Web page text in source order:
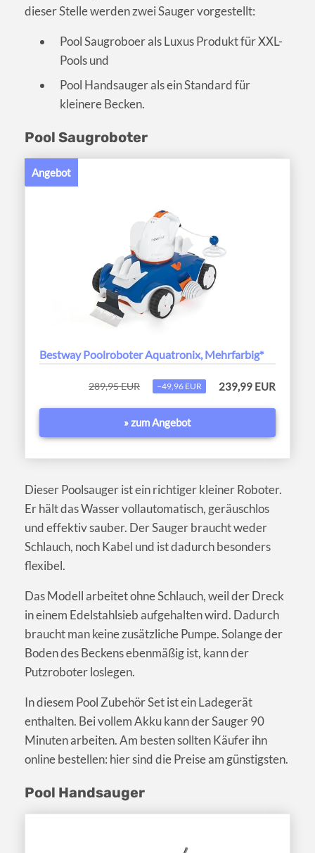
dieser Stelle werden zwei Sauger vorgestellt:
Pool Saugroboer als Luxus Produkt für XXL-
Pools und
Pool Handsauger als ein Standard für
kleinere Becken.
Pool Saugroboter
Angebot
Bestway Poolroboter Aquatronix, Mehrfarbig*
289,95 EUR −49,96 EUR 239,99 EUR
» zum Angebot
Dieser Poolsauger ist ein richtiger kleiner Roboter.
Er hält das Wasser vollautomatisch, geräuschlos
und effektiv sauber. Der Sauger braucht weder
Schlauch, noch Kabel und ist dadurch besonders
flexibel.
Das Modell arbeitet ohne Schlauch, weil der Dreck
in einem Edelstahlsieb aufgehalten wird. Dadurch
braucht man keine zusätzliche Pumpe. Solange der
Boden des Beckens ebenmäßig ist, kann der
Putzroboter loslegen.
In diesem Pool Zubehör Set ist ein Ladegerät
enthalten. Bei vollem Akku kann der Sauger 90
Minuten arbeiten. Am besten sollten Käufer ihn
online bestellen: hier sind die Preise am günstigsten.
Pool Handsauger